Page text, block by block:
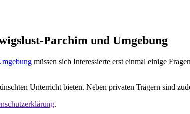
Parchim und Umgebung
müssen sich Interessierte erst einmal einige
Unterricht bieten. Neben privaten Trägern sind
.